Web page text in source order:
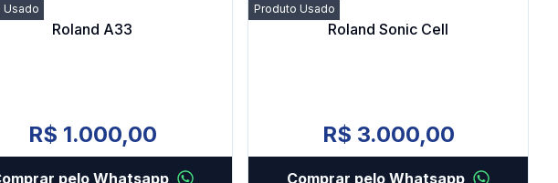
Usado
Roland A33
R$ 1.000,00
pelo Whatsapp
Produto Usado
Roland Sonic Cell
R$ 3.000,00
Comprar pelo Whatsapp